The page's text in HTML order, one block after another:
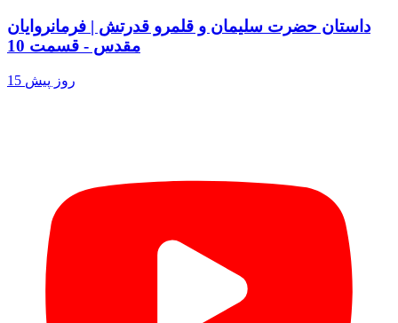
داستان حضرت سلیمان و قلمرو قدرتش | فرمانروایان
مقدس - قسمت 10
15 روز پیش